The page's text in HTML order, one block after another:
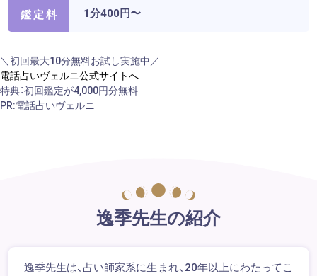
鑑 定 料 1分400円〜
＼初回最大10分無料お試し実施中／
電話占いヴェルニ公式サイトへ
特典：初回鑑定が4,000円分無料
PR:電話占いヴェルニ
逸季先生の紹介
逸季先生は、占い師家系に生まれ、20年以上にわたってこ